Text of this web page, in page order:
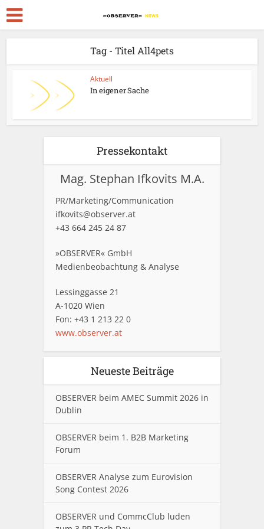
Tag - Titel All4pets
Aktuell
In eigener Sache
Pressekontakt
Mag. Stephan Ifkovits M.A.
PR/Marketing/Communication
ifkovits@observer.at
+43 664 245 24 87
»OBSERVER« GmbH
Medienbeobachtung & Analyse
Lessinggasse 21
A-1020 Wien
Fon: +43 1 213 22 0
www.observer.at
Neueste Beiträge
OBSERVER beim AMEC Summit 2026 in
Dublin
OBSERVER beim 1. B2B Marketing
Forum
OBSERVER Analyse zum Eurovision
Song Contest 2026
OBSERVER und CommcClub luden